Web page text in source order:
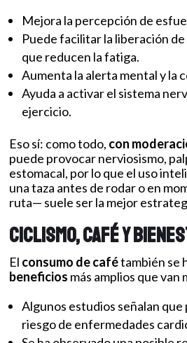
Mejora la percepción de
Puede facilitar la liberación
que reducen la fatiga.
Aumenta la alerta mental y la
Ayuda a activar el sistema
ejercicio.
Eso sí: como todo, con
puede provocar nerviosismo,
estomacal, por lo que el uso
una taza antes de rodar o en
ruta— suele ser la mejor
Ciclismo, café y
El consumo de cafétambién se
beneficios más amplios que van
Algunos estudios señalan
riesgo de enfermedades